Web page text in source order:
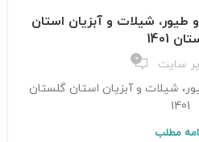
طیور، شیلات و آبزیان استان
1401
سایت 0
شیلات و آبزیان استان گلستان
1401
مطلب